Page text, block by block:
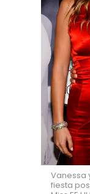
Vanessa
fiesta